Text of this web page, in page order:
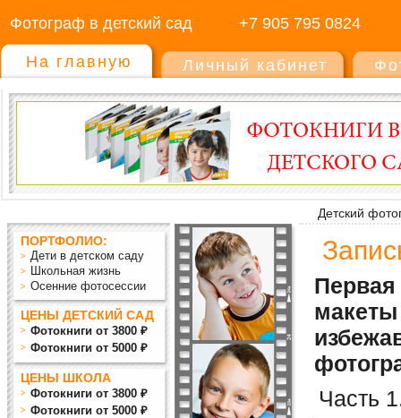
Фотограф в детский сад +7 905 795 0824
На главную Личный кабинет
Детский
ПОРТФОЛИО:
Дети в детском саду
Школьная жизнь
Осенние фотосессии
ЦЕНЫ ДЕТСКИЙ САД
Фотокниги от 3800 ₽
Фотокниги от 5000 ₽
ЦЕНЫ ШКОЛА
Фотокниги от 3800 ₽
Фотокниги от 5000 ₽
Первая
макеты
Часть